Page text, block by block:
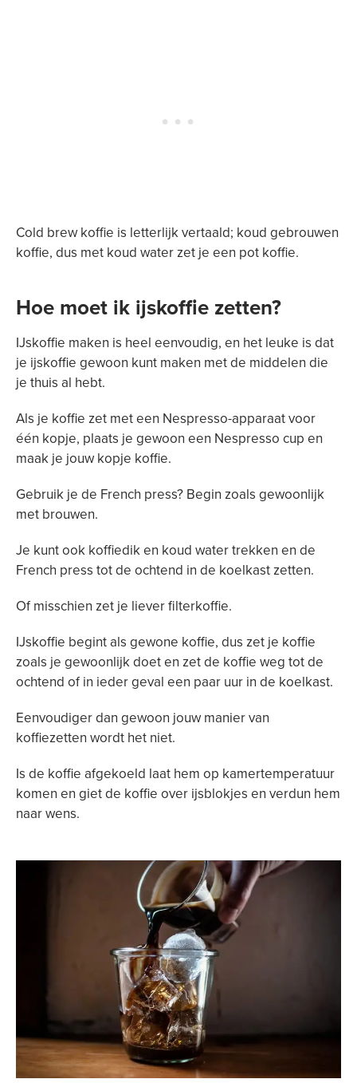
Cold brew koffie is letterlijk vertaald; koud gebrouwen
koffie, dus met koud water zet je een pot koffie.
Hoe moet ik ijskoffie zetten?
IJskoffie maken is heel eenvoudig, en het leuke is dat
je ijskoffie gewoon kunt maken met de middelen die
je thuis al hebt.
Als je koffie zet met een Nespresso-apparaat voor
één kopje, plaats je gewoon een Nespresso cup en
maak je jouw kopje koffie.
Gebruik je de French press? Begin zoals gewoonlijk
met brouwen.
Je kunt ook koffiedik en koud water trekken en de
French press tot de ochtend in de koelkast zetten.
Of misschien zet je liever filterkoffie.
IJskoffie begint als gewone koffie, dus zet je koffie
zoals je gewoonlijk doet en zet de koffie weg tot de
ochtend of in ieder geval een paar uur in de koelkast.
Eenvoudiger dan gewoon jouw manier van
koffiezetten wordt het niet.
Is de koffie afgekoeld laat hem op kamertemperatuur
komen en giet de koffie over ijsblokjes en verdun hem
naar wens.